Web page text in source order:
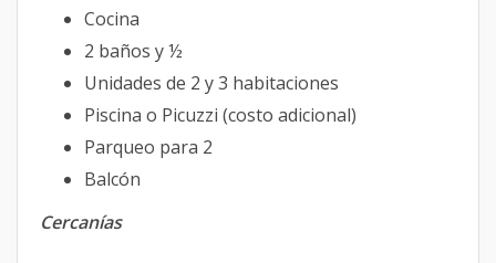
Cocina
2 baños y ½
Unidades de 2 y 3 habitaciones
Piscina o Picuzzi (costo adicional)
Parqueo para 2
Balcón
Cercanías